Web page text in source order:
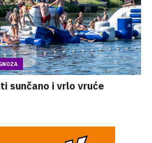
sunčano i vrlo vruće